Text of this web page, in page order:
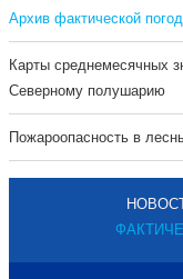
Архив фактической
Карты среднемесячных
Северному полушарию
Пожароопасность в